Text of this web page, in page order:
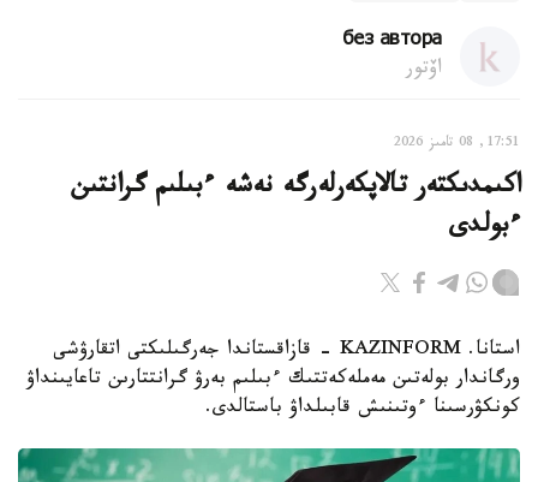
без автора
اۆتور
17:51, 08 تامىز 2026
اكىمدىكتەر تالاپكەرلەرگە نەشە ءبىلىم گرانتىن
ءبولدى
استانا. KAZINFORM - قازاقستاندا جەرگىلىكتى اتقارۋشى
ورگاندار بولەتىن مەملەكەتتىك ءبىلىم بەرۋ گرانتتارىن تاعايىنداۋ
كونكۋرسىنا ءوتىنىش قابىلداۋ باستالدى.